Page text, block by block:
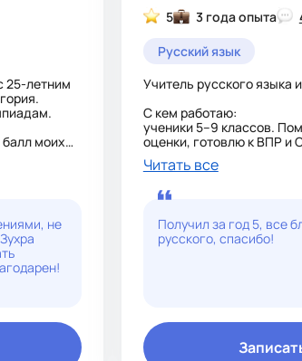
25-летним
моих
к
не
5 3 года опыта
Русский язык
Учитель русского языка
С кем работаю:
ученики 5–9 классов.
оценки, готовлю к ВПР и
ребятами, которые хотят
максимум, так и с теми,
применения. Постоянно
конкурсы
- Внедряю технологии
образовательный
Читать все
Получил за год 5, все
русского, спасибо!